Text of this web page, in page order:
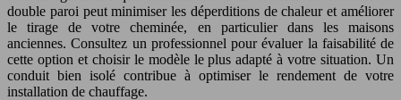
double paroi peut minimiser les déperditions de chaleur et améliorer
le tirage de votre cheminée, en particulier dans les maisons
anciennes. Consultez un professionnel pour évaluer la faisabilité de
cette option et choisir le modèle le plus adapté à votre situation. Un
conduit bien isolé contribue à optimiser le rendement de votre
installation de chauffage.